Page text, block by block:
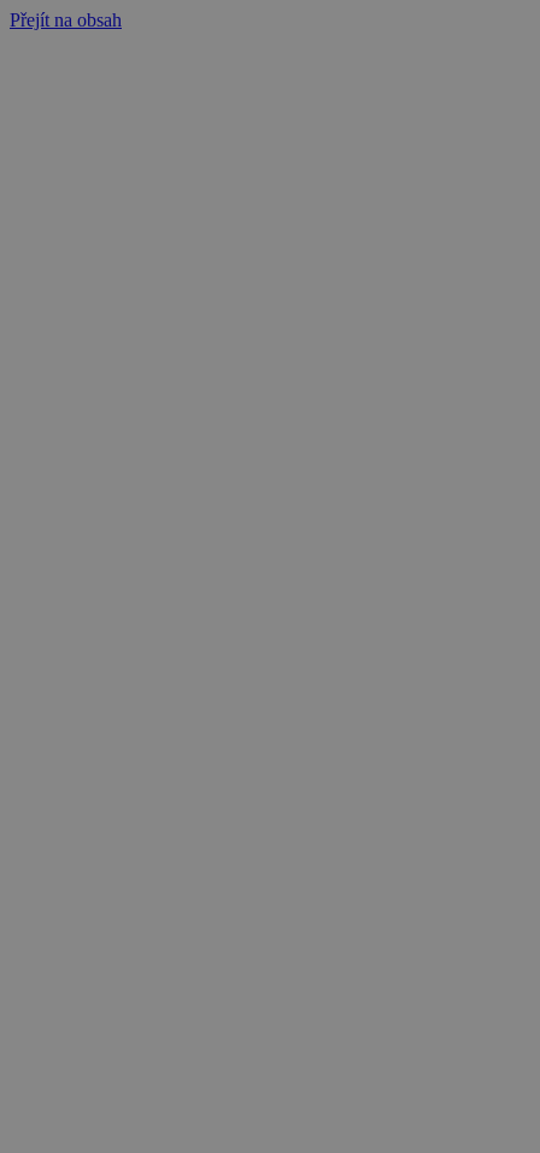
Přejít na obsah